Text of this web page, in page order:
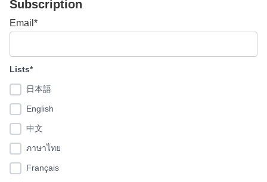
Subscription
Email*
Lists*
日本語
English
中文
ภาษาไทย
Français